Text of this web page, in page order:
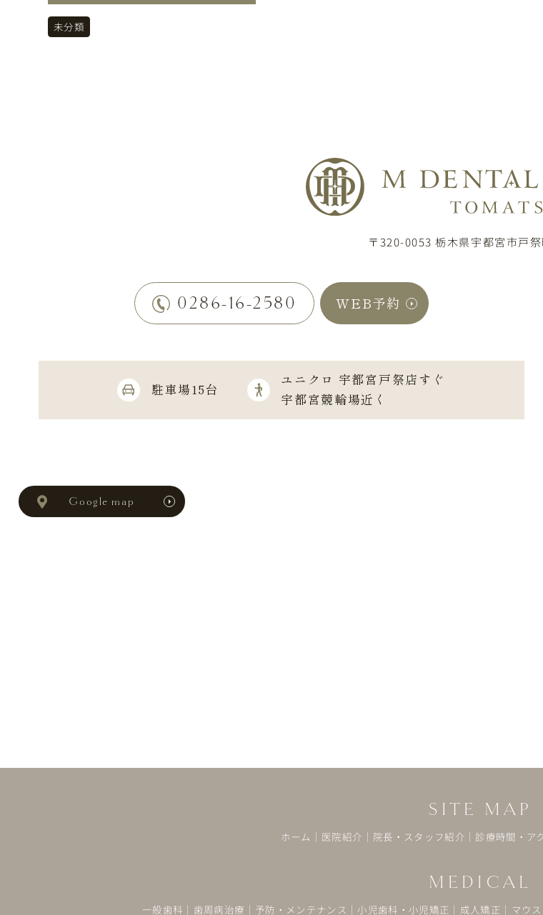
未分類
〒320-0053 栃木県宇都宮市戸
0286-16-2580 WEB予約
駐車場15台
ユニクロ 宇都宮戸祭店すぐ
宇都宮競輪場近く
Google map
SITE MAP
ホーム ｜ 医院紹介 ｜ 院長・スタッフ紹介 ｜診療時間・ア
MEDICAL
一般歯科 ｜ 歯周病治療 ｜ 予防・メンテナンス ｜小児歯科・小児矯正 ｜ 成人矯正 ｜ マウ